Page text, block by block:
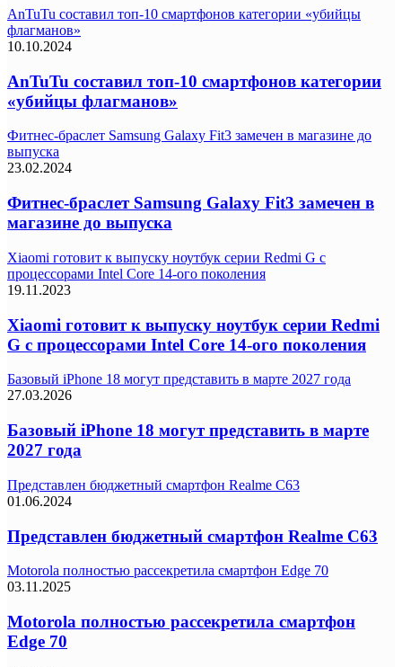
AnTuTu составил топ-10 смартфонов категории «убийцы
флагманов»
10.10.2024
AnTuTu составил топ-10 смартфонов категории
«убийцы флагманов»
Фитнес-браслет Samsung Galaxy Fit3 замечен в магазине до
выпуска
23.02.2024
Фитнес-браслет Samsung Galaxy Fit3 замечен в
магазине до выпуска
Xiaomi готовит к выпуску ноутбук серии Redmi G с
процессорами Intel Core 14-ого поколения
19.11.2023
Xiaomi готовит к выпуску ноутбук серии Redmi
G с процессорами Intel Core 14-ого поколения
Базовый iPhone 18 могут представить в марте 2027 года
27.03.2026
Базовый iPhone 18 могут представить в марте
2027 года
Представлен бюджетный смартфон Realme C63
01.06.2024
Представлен бюджетный смартфон Realme C63
Motorola полностью рассекретила смартфон Edge 70
03.11.2025
Motorola полностью рассекретила смартфон
Edge 70